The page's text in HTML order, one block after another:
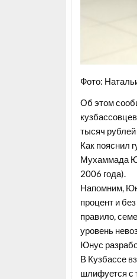
Фото:
Об этом
тысяч рублей
Как пояснил
Мухаммада
2006 года).
Напомним,
процент и
правило,
уровень
Юнус
В Кузбассе
шлифуется с